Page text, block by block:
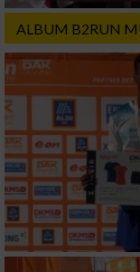
ALBUM B2RUN
Verwendung
Geräte anhand
Informationen
Nicht-IAB-
Notwendig
Performance
Funktional